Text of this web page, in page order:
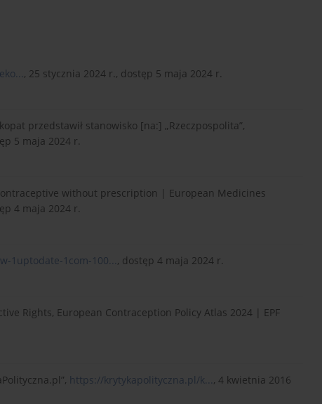
, 25 stycznia 2024 r., dostęp 5 maja 2024 r.
przedstawił stanowisko [na:] „Rzeczpospolita”,
5 maja 2024 r.
without prescription | European Medicines
4 maja 2024 r.
1uptodate-1com-100..., dostęp 4 maja 2024 r.
Rights, European Contraception Policy Atlas 2024 | EPF
https://krytykapolityczna.pl/k..., 4 kwietnia 2016